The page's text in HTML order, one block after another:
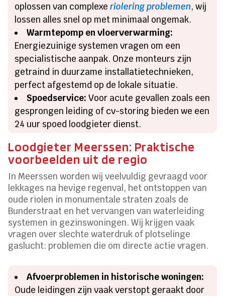
oplossen van complexeriolering problemen, wij
lossen alles snel op met minimaal ongemak.
Warmtepomp en vloerverwarming:
Energiezuinige systemen vragen om een
specialistische aanpak. Onze monteurs zijn
getraind in duurzame installatietechnieken,
perfect afgestemd op de lokale situatie.
Spoedservice: Voor acute gevallen zoals een
gesprongen leiding of cv-storing bieden we een
24 uur spoed loodgieter dienst.
Loodgieter Meerssen: Praktische
voorbeelden uit de regio
In Meerssen worden wij veelvuldig gevraagd voor
lekkages na hevige regenval, het ontstoppen van
oude riolen in monumentale straten zoals de
Bunderstraat en het vervangen van waterleiding
systemen in gezinswoningen. Wij krijgen vaak
vragen over slechte waterdruk of plotselinge
gaslucht: problemen die om directe actie vragen.
Afvoerproblemen in historische woningen:
Oude leidingen zijn vaak verstopt geraakt door